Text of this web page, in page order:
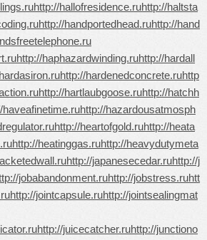
http://hallofresidence.ruhttp://haltsta
http://handportedhead.ruhttp://hand
http://haphazardwinding.ruhttp://hardall
http://hardenedconcrete.ruhttp
http://hartlaubgoose.ruhttp://hatchh
haveafinetime.ruhttp://hazardousatmosph
http://heartofgold.ruhttp://heata
http://heatinggas.ruhttp://heavydutymeta
http://japanesecedar.ruhttp://j
jobabandonment.ruhttp://jobstress.ruhtt
http://jointcapsule.ruhttp://jointsealingmat
http://juicecatcher.ruhttp://junctiono